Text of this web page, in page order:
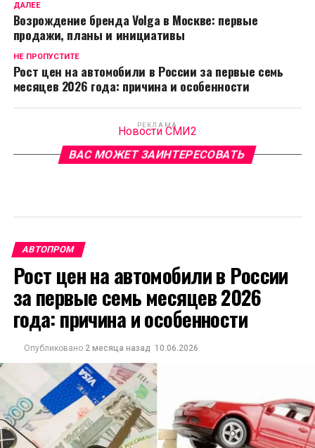
ДАЛЕЕ
Возрождение бренда Volga в Москве: первые
продажи, планы и инициативы
НЕ ПРОПУСТИТЕ
Рост цен на автомобили в России за первые семь
месяцев 2026 года: причина и особенности
РЕКЛАМА
Новости СМИ2
ВАС МОЖЕТ ЗАИНТЕРЕСОВАТЬ
АВТОПРОМ
Рост цен на автомобили в России
за первые семь месяцев 2026
года: причина и особенности
Опубликовано 2 месяца назад 10.06.2026